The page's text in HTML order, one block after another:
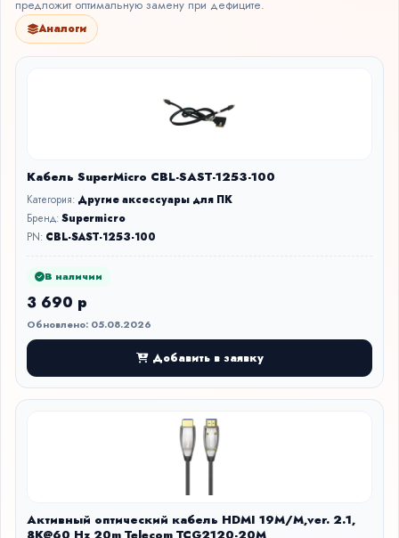
предложит оптимальную замену при дефиците.
Аналоги
Кабель SuperMicro CBL-SAST-1253-100
Категория: Другие аксессуары для ПК
Бренд:Supermicro
PN: CBL-SAST-1253-100
В наличии
3 690 р
Обновлено: 05.08.2026
Добавить в заявку
Активный оптический кабель HDMI 19M/M,ver. 2.1,